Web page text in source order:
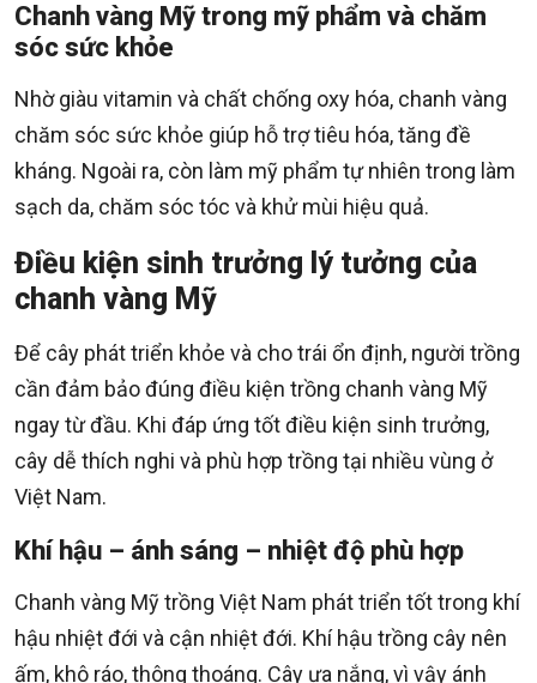
Chanh vàng Mỹ trong mỹ phẩm và chăm
sóc sức khỏe
Nhờ giàu vitamin và chất chống oxy hóa, chanh vàng
chăm sóc sức khỏe giúp hỗ trợ tiêu hóa, tăng đề
kháng. Ngoài ra, còn làm mỹ phẩm tự nhiên trong làm
sạch da, chăm sóc tóc và khử mùi hiệu quả.
Điều kiện sinh trưởng lý tưởng của
chanh vàng Mỹ
Để cây phát triển khỏe và cho trái ổn định, người trồng
cần đảm bảo đúng điều kiện trồng chanh vàng Mỹ
ngay từ đầu. Khi đáp ứng tốt điều kiện sinh trưởng,
cây dễ thích nghi và phù hợp trồng tại nhiều vùng ở
Việt Nam.
Khí hậu – ánh sáng – nhiệt độ phù hợp
Chanh vàng Mỹ trồng Việt Nam phát triển tốt trong khí
hậu nhiệt đới và cận nhiệt đới. Khí hậu trồng cây nên
ấm, khô ráo, thông thoáng. Cây ưa nắng, vì vậy ánh